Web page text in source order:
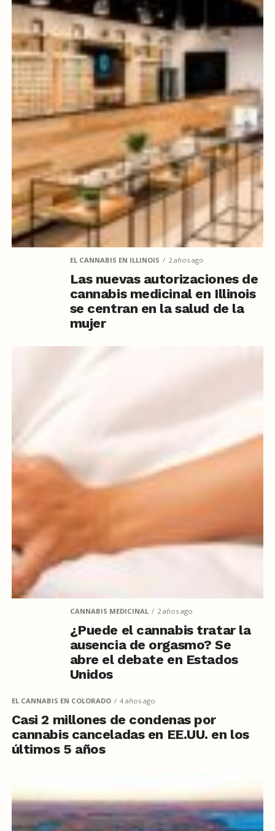
EL CANNABIS EN ILLINOIS 2 años ago
Las nuevas autorizaciones de
cannabis medicinal en Illinois
se centran en la salud de la
mujer
CANNABIS MEDICINAL 2 años ago
¿Puede el cannabis tratar la
ausencia de orgasmo? Se
abre el debate en Estados
Unidos
EL CANNABIS EN COLORADO 4 años ago
Casi 2 millones de condenas por
cannabis canceladas en EE.UU. en los
últimos 5 años